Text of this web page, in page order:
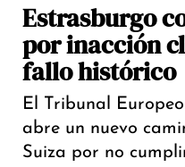
Estrasburgo
por inacción
fallo histórico
El Tribunal
abre un nuevo
Suiza por no